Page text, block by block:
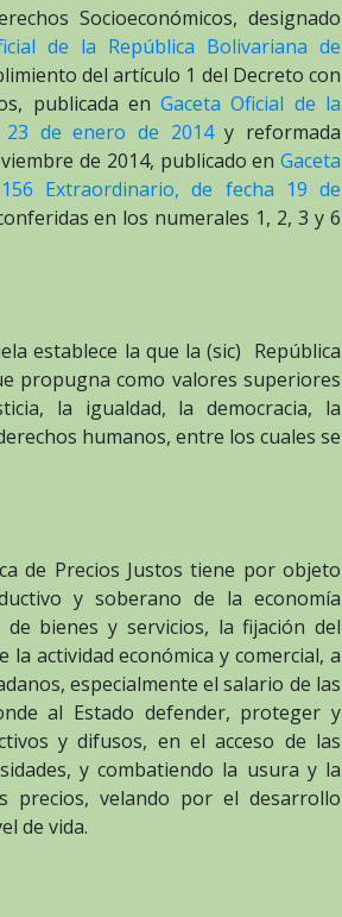
Socioeconómicos, designado
de la República Bolivariana de
del artículo 1 del Decreto con
publicada enGaceta Oficial de la
23 de enero de 2014y reformada
de 2014, publicado en Gaceta
Extraordinario, de fecha 19 de
en los numerales 1, 2, 3 y 6
establece la que la (sic) República
propugna como valores superiores
la igualdad, la democracia, la
humanos, entre los cuales se
de Precios Justos tiene por objeto
y soberano de la economía
bienes y servicios, la fijación del
actividad económica y comercial, a
especialmente el salario de las
al Estado defender, proteger y
y difusos, en el acceso de las
y combatiendo la usura y la
precios, velando por el desarrollo
de vida.